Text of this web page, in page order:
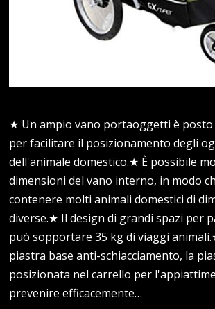
★ Un ampio vano portaoggetti è
per facilitare il posizionamento degli
dell'animale domestico.★ È possibile
dimensioni del vano interno, in modo
contenere molti animali domestici di
diverse.★ Il design di grandi spazi per
può sopportare 35 kg di viaggi
piastra base anti-schiacciamento, la
posizionata nel carrello per
prevenire efficacemente…